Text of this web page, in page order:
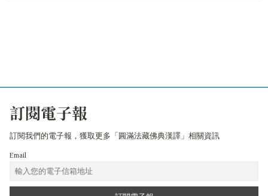
訂閱電子報
訂閱我們的電子報，獲取更多「圓滿法藏佛典漢譯」相關資訊
Email